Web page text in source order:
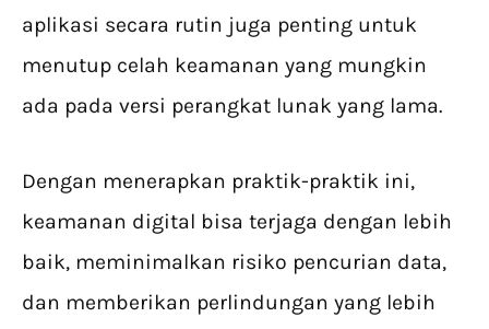
aplikasi secara rutin juga penting untuk
menutup celah keamanan yang mungkin
ada pada versi perangkat lunak yang lama.
Dengan menerapkan praktik-praktik ini,
keamanan digital bisa terjaga dengan lebih
baik, meminimalkan risiko pencurian data,
dan memberikan perlindungan yang lebih